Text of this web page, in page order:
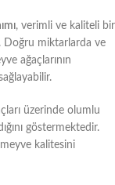
, verimli ve kaliteli bir
Doğru miktarlarda ve
ağaçlarının
üzerinde olumlu
göstermektedir.
meyve kalitesini